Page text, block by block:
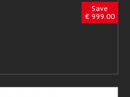
Save
€ 999.00